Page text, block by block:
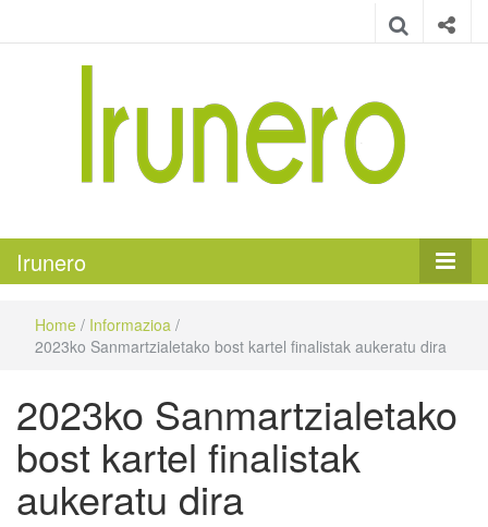
Irunero
Home / Informazioa /
2023ko Sanmartzialetako bost kartel finalistak aukeratu dira
2023ko Sanmartzialetako
bost kartel finalistak
aukeratu dira